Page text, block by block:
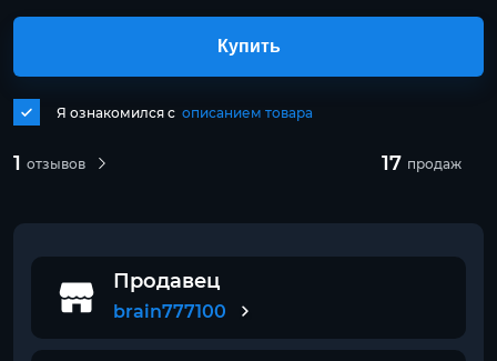
1 отзывов 17 продаж
Я ознакомился с описанием товара
Купить
Продавец
brain777100